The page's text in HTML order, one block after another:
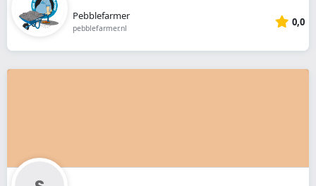
Pebblefarmer
pebblefarmer.nl 0,0